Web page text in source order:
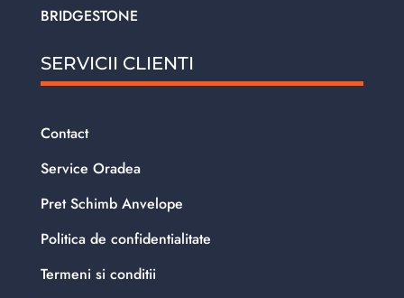
BRIDGESTONE
SERVICII CLIENTI
Contact
Service Oradea
Pret Schimb Anvelope
Politica de confidentialitate
Termeni si conditii